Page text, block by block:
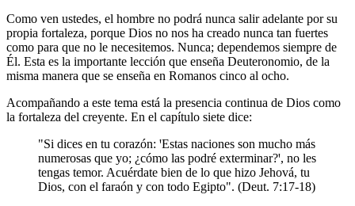
Como ven ustedes, el hombre no podrá nunca salir adelante por su
propia fortaleza, porque Dios no nos ha creado nunca tan fuertes
como para que no le necesitemos. Nunca; dependemos siempre de
Él. Esta es la importante lección que enseña Deuteronomio, de la
misma manera que se enseña en Romanos cinco al ocho.
Acompañando a este tema está la presencia continua de Dios como
la fortaleza del creyente. En el capítulo siete dice:
"Si dices en tu corazón: ꞌEstas naciones son mucho más
numerosas que yo; ¿cómo las podré exterminar?ꞌ, no les
tengas temor. Acuérdate bien de lo que hizo Jehová, tu
Dios, con el faraón y con todo Egipto". (Deut. 7:17-18)